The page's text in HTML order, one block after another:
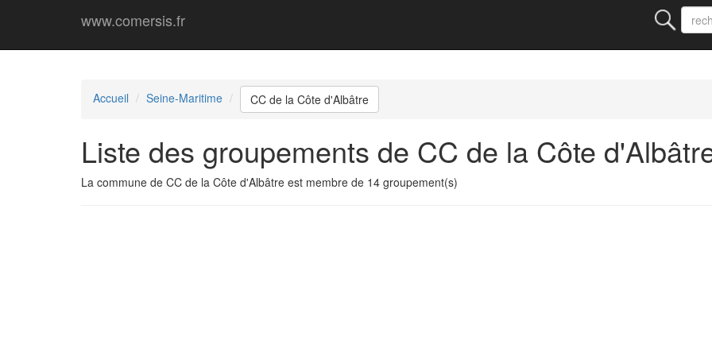
www.comersis.fr
Accueil Seine-Maritime CC de la Côte d'Albâtre
Liste des groupements de CC de la Côte
La commune de CC de la Côte d'Albâtre est membre de 14 groupement(s)